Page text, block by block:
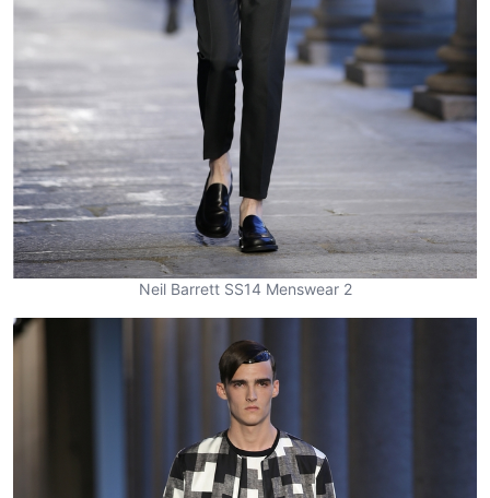
Neil Barrett SS14 Menswear 2